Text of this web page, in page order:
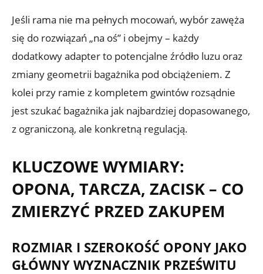
Jeśli rama nie ma pełnych mocowań, wybór zawęża
się do rozwiązań „na oś” i obejmy – każdy
dodatkowy adapter to potencjalne źródło luzu oraz
zmiany geometrii bagażnika pod obciążeniem. Z
kolei przy ramie z kompletem gwintów rozsądnie
jest szukać bagażnika jak najbardziej dopasowanego,
z ograniczoną, ale konkretną regulacją.
KLUCZOWE WYMIARY:
OPONA, TARCZA, ZACISK – CO
ZMIERZYĆ PRZED ZAKUPEM
ROZMIAR I SZEROKOŚĆ OPONY JAKO
GŁÓWNY WYZNACZNIK PRZEŚWITU